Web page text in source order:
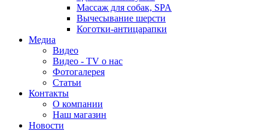
Массаж для собак, SPA
Вычесывание шерсти
Коготки-антицарапки
Медиа
Видео
Видео - TV о нас
Фотогалерея
Статьи
Контакты
О компании
Наш магазин
Новости